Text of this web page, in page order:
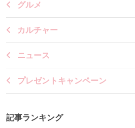
グルメ
カルチャー
ニュース
プレゼントキャンペーン
記事ランキング